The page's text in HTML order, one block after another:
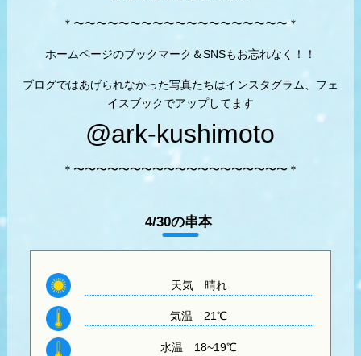
＊〜〜〜〜〜〜〜〜〜〜〜〜〜〜〜〜〜〜〜＊
ホームページのブックマーク＆SNSもお忘れなく！！
ブログではあげられなかった写真たちはインスタグラム、フェ
イスブックでアップしてます
@ark-kushimoto
＊〜〜〜〜〜〜〜〜〜〜〜〜〜〜〜〜〜〜〜＊
4/30の串本
天気 晴れ
気温 21℃
水温 18~19℃